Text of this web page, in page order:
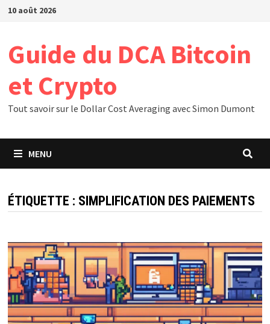
Passer
10 août 2026
Guide du DCA Bitcoin
et Crypto
Tout savoir sur le Dollar Cost Averaging avec Simon Dumont
MENU
ÉTIQUETTE : SIMPLIFICATION DES PAIEMENTS